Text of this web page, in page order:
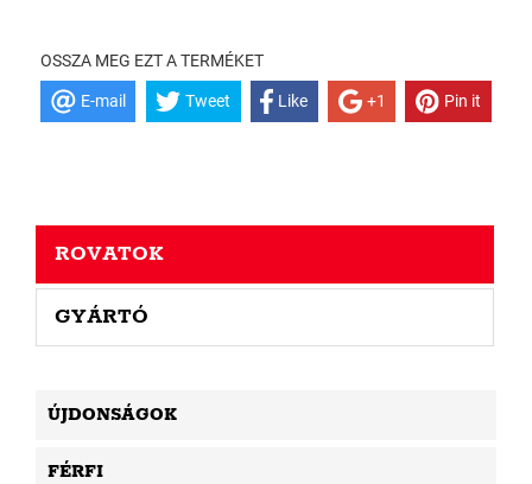
OSSZA MEG EZT A TERMÉKET
E-mail Tweet Like +1 Pin it
ROVATOK
GYÁRTÓ
ÚJDONSÁGOK
FÉRFI